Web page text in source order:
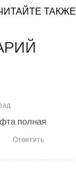
ТАКЖЕ
полная
Ответить